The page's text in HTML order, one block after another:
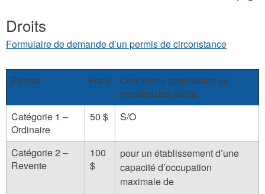
Droits
Formulaire de demande d’un permis de circonstance
Permis Frais
Conditions applicables au
montant des droits
Catégorie 1 –
Ordinaire
50 $ S/O
Catégorie 2 –
Revente
100
$
pour un établissement d’une
capacité d’occupation
maximale de